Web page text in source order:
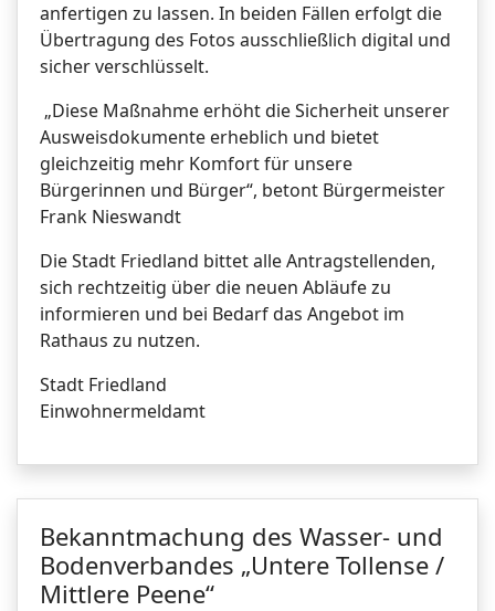
anfertigen zu lassen. In beiden Fällen erfolgt die
Übertragung des Fotos ausschließlich digital und
sicher verschlüsselt.
„Diese Maßnahme erhöht die Sicherheit unserer
Ausweisdokumente erheblich und bietet
gleichzeitig mehr Komfort für unsere
Bürgerinnen und Bürger“, betont Bürgermeister
Frank Nieswandt
Die Stadt Friedland bittet alle Antragstellenden,
sich rechtzeitig über die neuen Abläufe zu
informieren und bei Bedarf das Angebot im
Rathaus zu nutzen.
Stadt Friedland
Einwohnermeldamt
Bekanntmachung des Wasser- und
Bodenverbandes „Untere Tollense /
Mittlere Peene“